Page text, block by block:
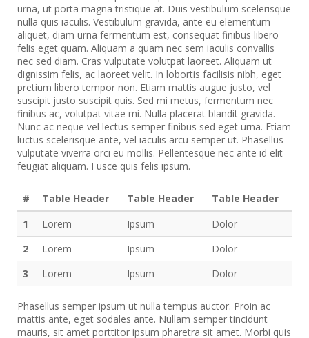
urna, ut porta magna tristique at. Duis vestibulum scelerisque
nulla quis iaculis. Vestibulum gravida, ante eu elementum
aliquet, diam urna fermentum est, consequat finibus libero
felis eget quam. Aliquam a quam nec sem iaculis convallis
nec sed diam. Cras vulputate volutpat laoreet. Aliquam ut
dignissim felis, ac laoreet velit. In lobortis facilisis nibh, eget
pretium libero tempor non. Etiam mattis augue justo, vel
suscipit justo suscipit quis. Sed mi metus, fermentum nec
finibus ac, volutpat vitae mi. Nulla placerat blandit gravida.
Nunc ac neque vel lectus semper finibus sed eget urna. Etiam
luctus scelerisque ante, vel iaculis arcu semper ut. Phasellus
vulputate viverra orci eu mollis. Pellentesque nec ante id elit
feugiat aliquam. Fusce quis felis ipsum.
# Table Header Table Header
Table Header
1
Lorem Ipsum
Dolor
2
Lorem Ipsum
Dolor
3
Lorem Ipsum Dolor
Phasellus semper ipsum ut nulla tempus auctor. Proin ac
mattis ante, eget sodales ante. Nullam semper tincidunt
mauris, sit amet porttitor ipsum pharetra sit amet. Morbi quis